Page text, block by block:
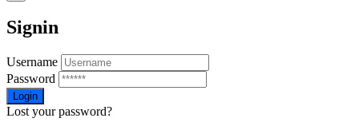
Signin
Username
Password
Lost your password?